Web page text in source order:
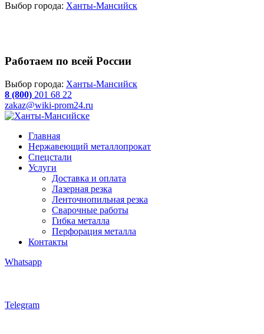
Выбор города: Ханты-Мансийск
Работаем по всей России
Выбор города: Ханты-Мансийск
8 (800) 201 68 22
zakaz@wiki-prom24.ru
Главная
Нержавеющий металлопрокат
Спецстали
Услуги
Доставка и оплата
Лазерная резка
Ленточнопильная резка
Сварочные работы
Гибка металла
Перфорация металла
Контакты
Whatsapp
Telegram